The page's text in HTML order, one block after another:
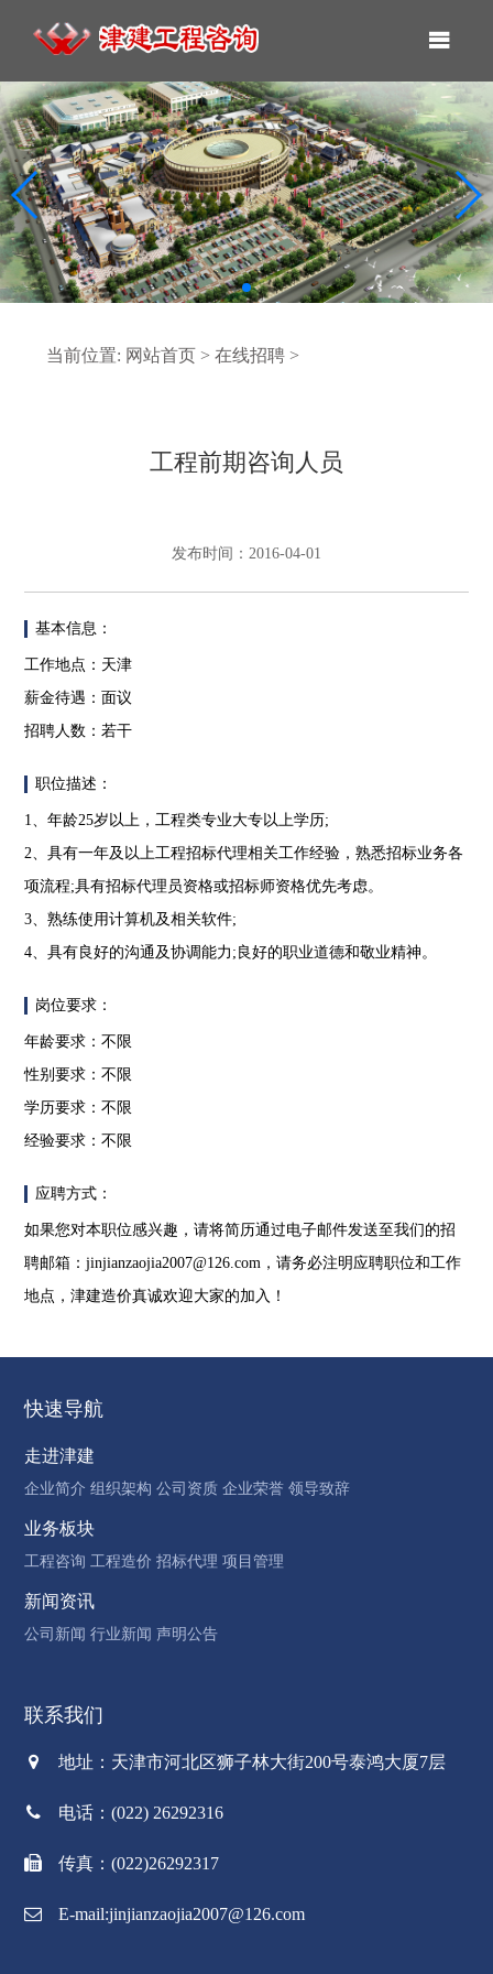
当前位置: 网站首页 >在线招聘 >
工程前期咨询人员
发布时间：2016-04-01
基本信息：
工作地点：天津
薪金待遇：面议
招聘人数：若干
职位描述：
1、年龄25岁以上，工程类专业大专以上学历;
2、具有一年及以上工程招标代理相关工作经验，熟悉招标业务各
项流程;具有招标代理员资格或招标师资格优先考虑。
3、熟练使用计算机及相关软件;
4、具有良好的沟通及协调能力;良好的职业道德和敬业精神。
岗位要求：
年龄要求：不限
性别要求：不限
学历要求：不限
经验要求：不限
应聘方式：
如果您对本职位感兴趣，请将简历通过电子邮件发送至我们的招
聘邮箱：jinjianzaojia2007@126.com ，请务必注明应聘职位和工作
地点，津建造价真诚欢迎大家的加入！
快速导航
走进津建
企业简介 组织架构 公司资质 企业荣誉 领导致辞
业务板块
工程咨询 工程造价 招标代理 项目管理
新闻资讯
公司新闻 行业新闻 声明公告
联系我们
地址：天津市河北区狮子林大街200号泰鸿大厦7层
电话：(022) 26292316
传真：(022)26292317
E-mail:jinjianzaojia2007@126.com